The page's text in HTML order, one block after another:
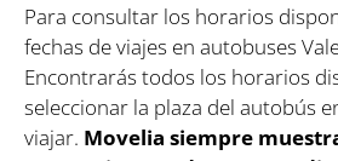
Para consultar los horarios
fechas de viajes en autobuses
Encontrarás todos los horarios
seleccionar la plaza del autobús
viajar. Movelia siempre